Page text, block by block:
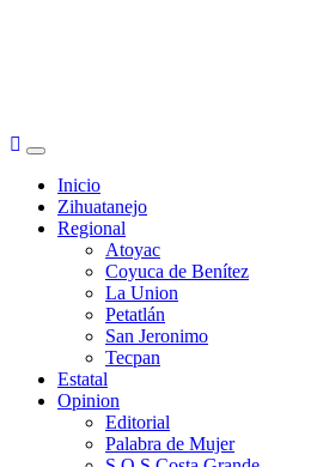
Primary
MenuInicio
Zihuatanejo
Regional
Atoyac
Coyuca de Benítez
La Union
Petatlán
San Jeronimo
Tecpan
Estatal
Opinion
Editorial
Palabra de Mujer